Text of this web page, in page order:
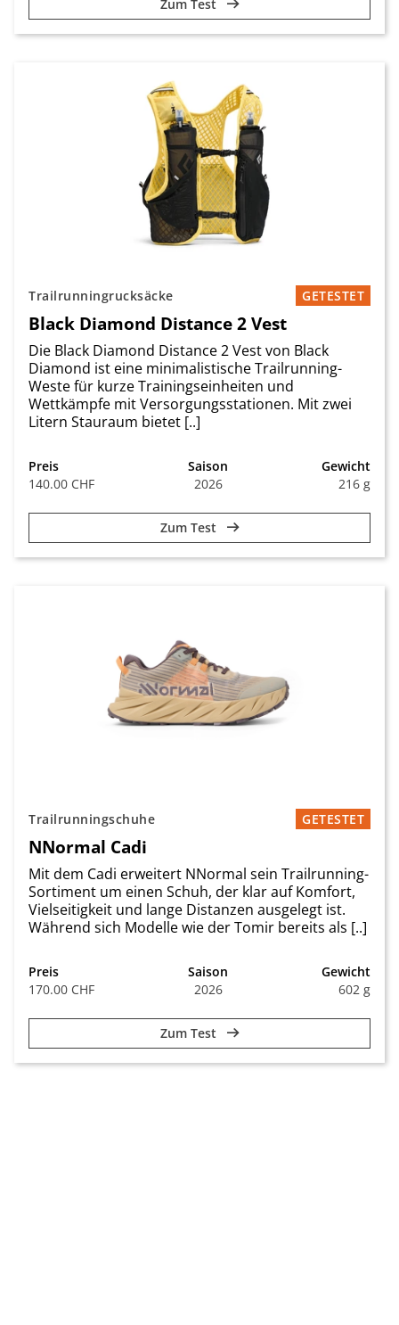
Zum Test
Trailrunningrucksäcke GETESTET
Black Diamond Distance 2 Vest
Die Black Diamond Distance 2 Vest von Black
Diamond ist eine minimalistische Trailrunning-
Weste für kurze Trainingseinheiten und
Wettkämpfe mit Versorgungsstationen. Mit zwei
Litern Stauraum bietet [..]
Preis
140.00 CHF
Saison
2026
Gewicht
216 g
Zum Test
Trailrunningschuhe GETESTET
NNormal Cadi
Mit dem Cadi erweitert NNormal sein Trailrunning-
Sortiment um einen Schuh, der klar auf Komfort,
Vielseitigkeit und lange Distanzen ausgelegt ist.
Während sich Modelle wie der Tomir bereits als [..]
Preis
170.00 CHF
Saison
2026
Gewicht
602 g
Zum Test